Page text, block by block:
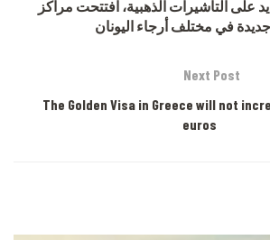
على التأشيرات الذهبية، افتتحت مراكز
في مختلف أرجاء اليونان
Next Post
The Golden Visa in Greece will not
euros